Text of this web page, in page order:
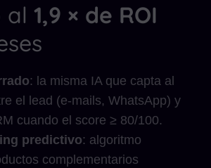
al 1,9 × de ROI
: la misma IA que capta al
el lead (e-mails, WhatsApp) y
cuando el score ≥ 80/100.
predictivo: algoritmo
complementarios